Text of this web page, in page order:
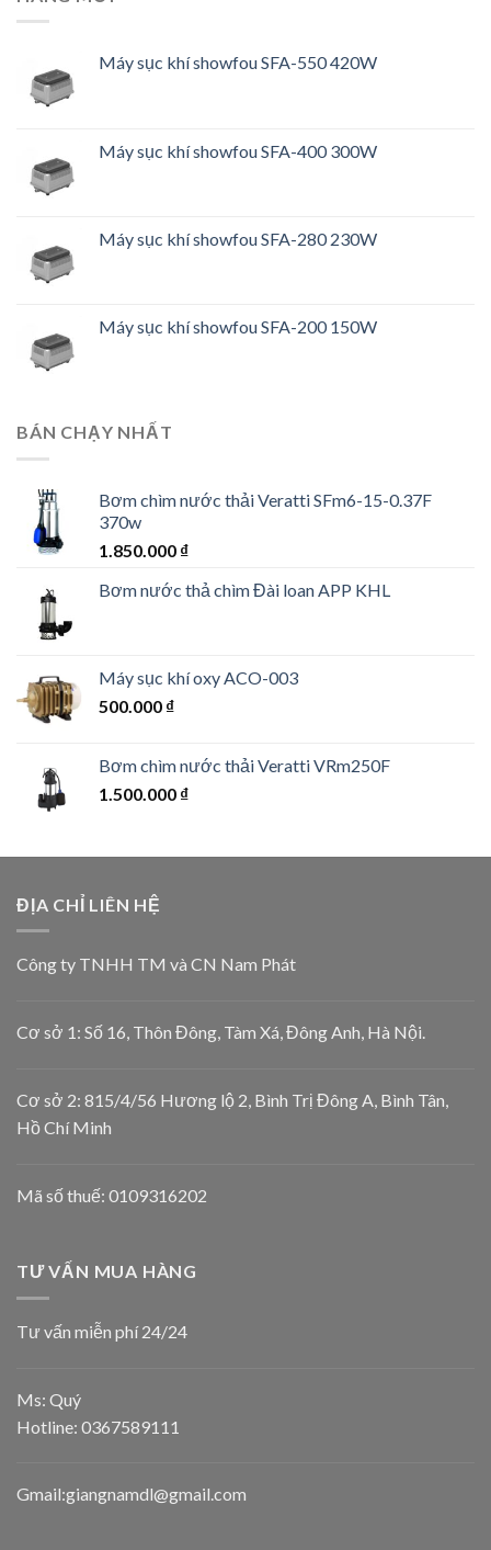
Máy sục khí showfou SFA-550 420W
Máy sục khí showfou SFA-400 300W
Máy sục khí showfou SFA-280 230W
Máy sục khí showfou SFA-200 150W
BÁN CHẠY NHẤT
Bơm chìm nước thải Veratti SFm6-15-0.37F
370w
1.850.000 ₫
Bơm nước thả chìm Đài loan APP KHL
Máy sục khí oxy ACO-003
500.000 ₫
Bơm chìm nước thải Veratti VRm250F
1.500.000 ₫
ĐỊA CHỈ LIÊN HỆ
Công ty TNHH TM và CN Nam Phát
Cơ sở 1: Số 16, Thôn Đông, Tàm Xá, Đông Anh, Hà Nội.
Cơ sở 2: 815/4/56 Hương lộ 2, Bình Trị Đông A, Bình Tân,
Hồ Chí Minh
Mã số thuế: 0109316202
TƯ VẤN MUA HÀNG
Tư vấn miễn phí 24/24
Ms: Quý
Hotline: 0367589111
Gmail:giangnamdl@gmail.com